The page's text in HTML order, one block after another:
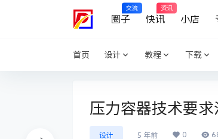
圈子
交流
快讯
资讯
小店
首页 设计 教程 下载
压力容器技术要求
设计 5 年前 0